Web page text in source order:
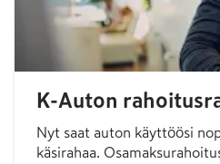
K-Auton
Nyt saat auton käyttöösi
käsirahaa.